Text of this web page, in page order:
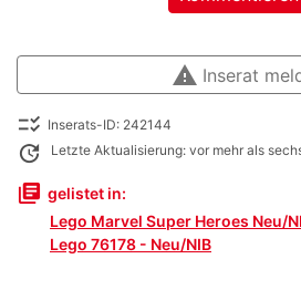
warning Inserat
checklist_rtl Inserats-ID: 242144
update Letzte Aktualisierung: vor mehr als
library_books gelistet in:
Lego Marvel Super Heroes Neu/
Lego 76178 - Neu/NIB